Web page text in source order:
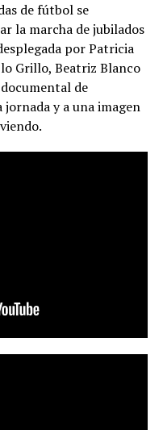
de fútbol se
la marcha de jubilados
por Patricia
Grillo, Beatriz Blanco
de
jornada y a una imagen